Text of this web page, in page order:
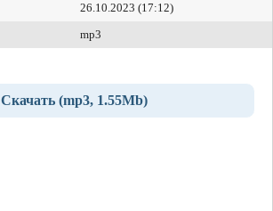
26.10.2023 (17:12)
mp3
Скачать (mp3, 1.55Mb)